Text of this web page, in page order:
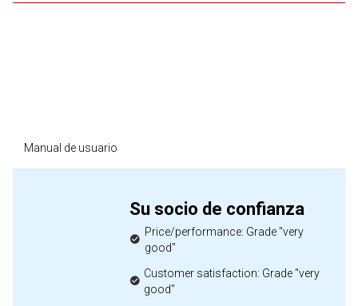
Manual de usuario
Su socio de confianza
Price/performance: Grade "very
good"
Customer satisfaction: Grade "very
good"